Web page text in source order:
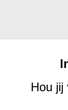
Hou jij